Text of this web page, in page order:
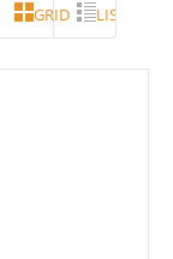
GRID LISTA